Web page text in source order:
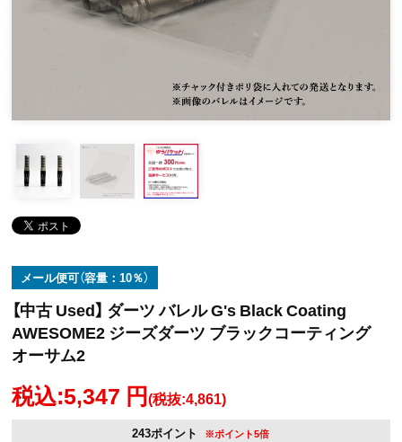
メール便可（容量：10％）
【中古 Used】 ダーツ バレル G's Black Coating
AWESOME2 ジーズダーツ ブラックコーティング
オーサム2
税込:5,347 円(税抜:4,861)
243ポイント ※ポイント5倍